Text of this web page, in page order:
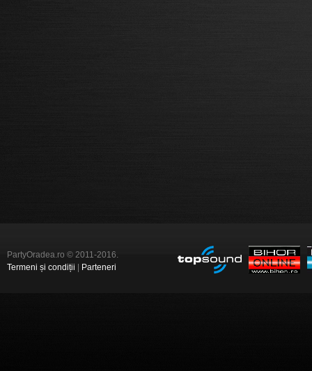
PartyOradea.ro © 2011-2016.
Termeni și condiții
Parteneri